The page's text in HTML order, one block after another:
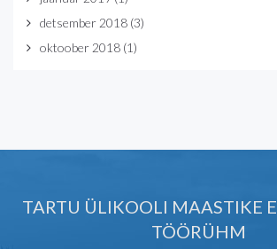
detsember 2018 (3)
oktoober 2018 (1)
TARTU ÜLIKOOLI MAASTIKE
TÖÖRÜHM